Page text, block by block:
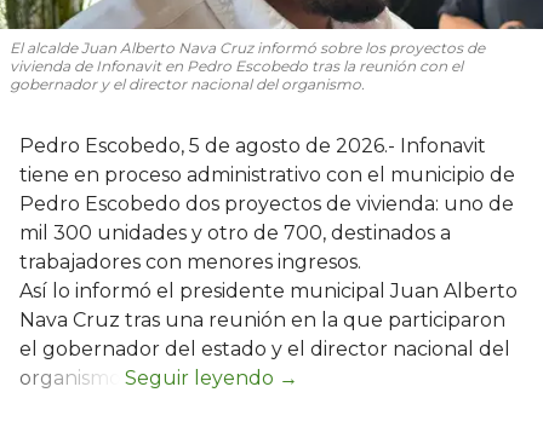
El alcalde Juan Alberto Nava Cruz informó sobre los proyectos de
vivienda de Infonavit en Pedro Escobedo tras la reunión con el
gobernador y el director nacional del organismo.
Pedro Escobedo, 5 de agosto de 2026.- Infonavit
tiene en proceso administrativo con el municipio de
Pedro Escobedo dos proyectos de vivienda: uno de
mil 300 unidades y otro de 700, destinados a
trabajadores con menores ingresos.
Así lo informó el presidente municipal Juan Alberto
Nava Cruz tras una reunión en la que participaron
el gobernador del estado y el director nacional del
organismo.